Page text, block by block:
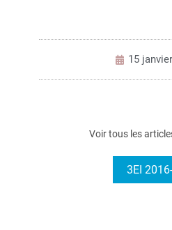
15
Voir tous les
3EI